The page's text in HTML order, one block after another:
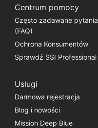
Centrum pomocy
Często zadawane pytania
(FAQ)
Ochrona Konsumentów
Sprawdź SSI Professional
Usługi
Darmowa rejestracja
Blog i nowości
Mission Deep Blue